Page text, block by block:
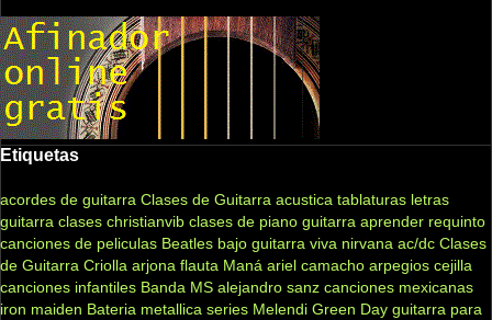
Etiquetas
acordes de guitarra Clases de Guitarra acustica tablaturas letras
guitarra clases christianvib clases de piano guitarra aprender requinto
canciones de peliculas Beatles bajo guitarra viva nirvana ac/dc Clases
de Guitarra Criolla arjona flauta Maná ariel camacho arpegios cejilla
canciones infantiles Banda MS alejandro sanz canciones mexicanas
iron maiden Bateria metallica series Melendi Green Day guitarra para